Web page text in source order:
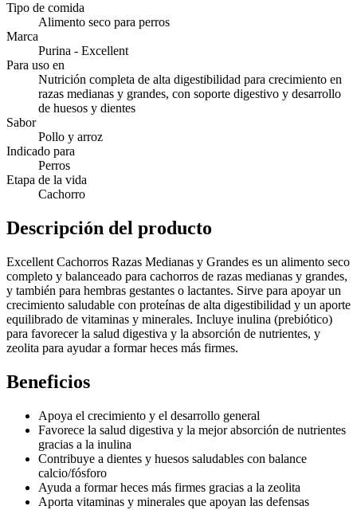
Tipo de comida
Alimento seco para perros
Marca
Purina - Excellent
Para uso en
Nutrición completa de alta digestibilidad para crecimiento en
razas medianas y grandes, con soporte digestivo y desarrollo
de huesos y dientes
Sabor
Pollo y arroz
Indicado para
Perros
Etapa de la vida
Cachorro
Descripción del producto
Excellent Cachorros Razas Medianas y Grandes es un alimento seco
completo y balanceado para cachorros de razas medianas y grandes,
y también para hembras gestantes o lactantes. Sirve para apoyar un
crecimiento saludable con proteínas de alta digestibilidad y un aporte
equilibrado de vitaminas y minerales. Incluye inulina (prebiótico)
para favorecer la salud digestiva y la absorción de nutrientes, y
zeolita para ayudar a formar heces más firmes.
Beneficios
Apoya el crecimiento y el desarrollo general
Favorece la salud digestiva y la mejor absorción de nutrientes
gracias a la inulina
Contribuye a dientes y huesos saludables con balance
calcio/fósforo
Ayuda a formar heces más firmes gracias a la zeolita
Aporta vitaminas y minerales que apoyan las defensas